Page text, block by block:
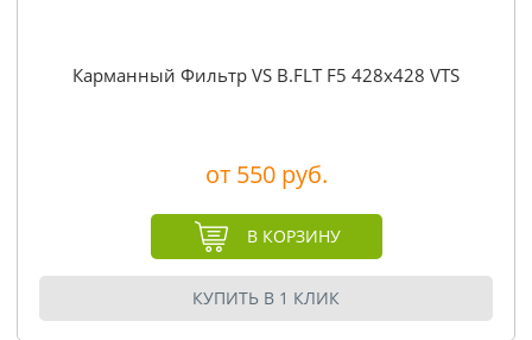
Карманный Фильтр VS B.FLT F5 428x428 VTS
от 550 руб.
В КОРЗИНУ
КУПИТЬ В 1 КЛИК